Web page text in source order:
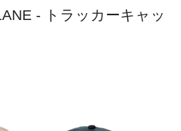
- トラッカーキャッ